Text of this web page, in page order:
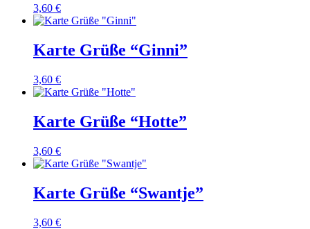
3,60 €
Karte Grüße “Ginni”
3,60 €
Karte Grüße “Hotte”
3,60 €
Karte Grüße “Swantje”
3,60 €